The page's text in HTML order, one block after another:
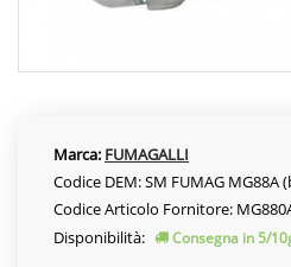
Marca: FUMAGALLI
Codice DEM: SM FUMAG MG88A
Codice Articolo Fornitore:
Disponibilità:
Consegna in 5/